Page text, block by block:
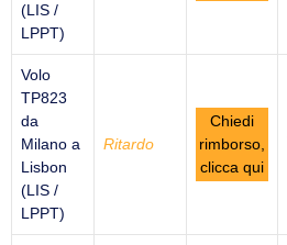
(LIS /
LPPT)
Volo
TP823
da
Milano a
Lisbon
(LIS /
LPPT)
Ritardo
Chiedi
rimborso,
clicca qui